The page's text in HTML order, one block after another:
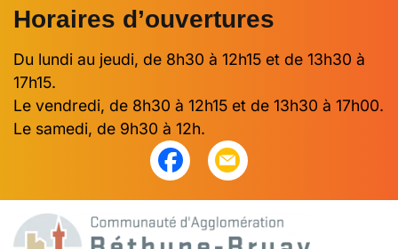
Horaires d’ouvertures
Du lundi au jeudi, de 8h30 à 12h15 et de 13h30 à
17h15.
Le vendredi, de 8h30 à 12h15 et de 13h30 à 17h00.
Le samedi, de 9h30 à 12h.